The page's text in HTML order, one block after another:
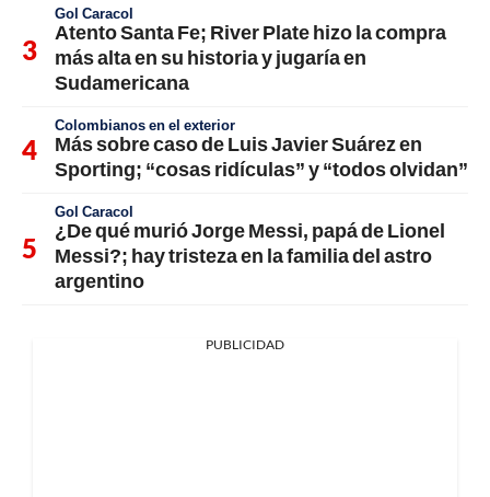
Gol Caracol
Atento Santa Fe; River Plate hizo la compra
más alta en su historia y jugaría en
Sudamericana
Colombianos en el exterior
Más sobre caso de Luis Javier Suárez en
Sporting; “cosas ridículas” y “todos olvidan”
Gol Caracol
¿De qué murió Jorge Messi, papá de Lionel
Messi?; hay tristeza en la familia del astro
argentino
PUBLICIDAD